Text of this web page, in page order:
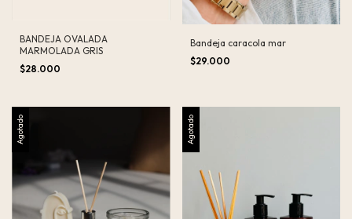
BANDEJA OVALADA
MARMOLADA GRIS
$28.000
Bandeja caracola mar
$29.000
Agotado Agotado